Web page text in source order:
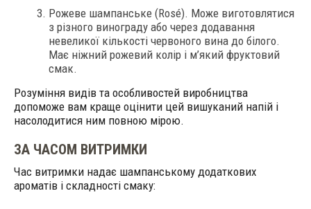
Рожеве шампанське (Rosé). Може виготовлятися
з різного винограду або через додавання
невеликої кількості червоного вина до білого.
Має ніжний рожевий колір і м’який фруктовий
смак.
Розуміння видів та особливостей виробництва
допоможе вам краще оцінити цей вишуканий напій і
насолодитися ним повною мірою.
ЗА ЧАСОМ ВИТРИМКИ
Час витримки надає шампанському додаткових
ароматів і складності смаку: